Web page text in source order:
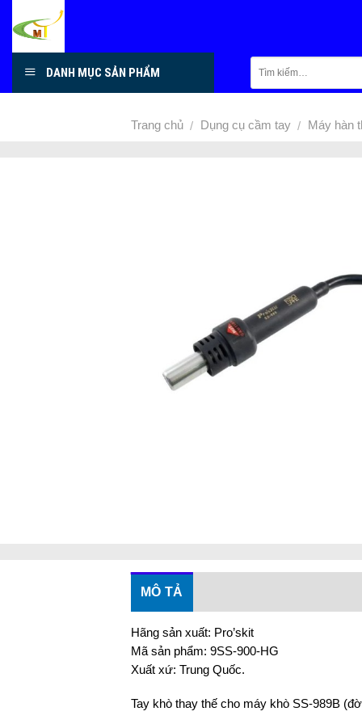
DANH MỤC SẢN PHẨM
Trang chủ / Dụng cụ cầm tay / Máy hàn
MÔ TẢ
Hãng sản xuất: Pro’skit
Mã sản phẩm: 9SS-900-HG
Xuất xứ: Trung Quốc.
Tay khò thay thế cho máy khò SS-989B